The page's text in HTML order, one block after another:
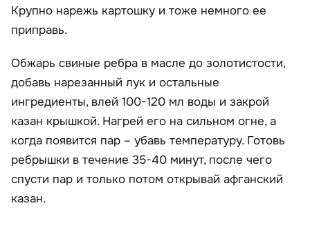
Крупно нарежь картошку и тоже немного ее
приправь.
Обжарь свиные ребра в масле до золотистости,
добавь нарезанный лук и остальные
ингредиенты, влей 100-120 мл воды и закрой
казан крышкой. Нагрей его на сильном огне, а
когда появится пар – убавь температуру. Готовь
ребрышки в течение 35-40 минут, после чего
спусти пар и только потом открывай афганский
казан.